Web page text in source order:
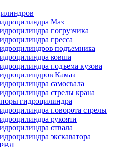
Маз
погрузчика
пресса
подъемника
ковша
подъема кузова
Камаз
самосвала
стрелы крана
гидроцилиндра
поворота стрелы
рукояти
отвала
экскаватора
РВД